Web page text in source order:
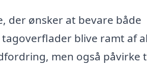
der ønsker at bevare både
blive ramt af
men også påvirke